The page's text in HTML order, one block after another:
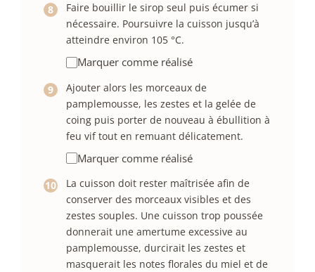
Faire bouillir le sirop seul puis écumer si
nécessaire. Poursuivre la cuisson jusqu’à
atteindre environ 105 °C.
Marquer comme réalisé
Ajouter alors les morceaux de
pamplemousse, les zestes et la gelée de
coing puis porter de nouveau à ébullition à
feu vif tout en remuant délicatement.
Marquer comme réalisé
La cuisson doit rester maîtrisée afin de
conserver des morceaux visibles et des
zestes souples. Une cuisson trop poussée
donnerait une amertume excessive au
pamplemousse, durcirait les zestes et
masquerait les notes florales du miel et de